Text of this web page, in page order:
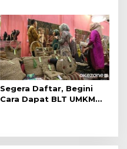
Segera Daftar, Begini
Cara Dapat BLT UMKM